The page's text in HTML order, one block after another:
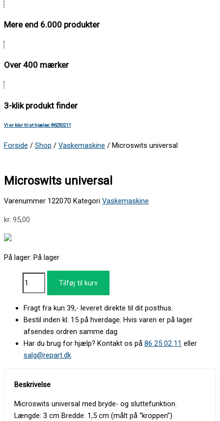
Mere end 6.000 produkter
Over 400 mærker
3-klik produkt finder
Vi er klar til at hjælpe: 86250211
Forside / Shop / Vaskemaskine / Microswits universal
Microswits universal
Varenummer 122070 Kategori Vaskemaskine
kr. 95,00
På lager: På lager
Tilføj til kurv
Fragt fra kun 39,- leveret direkte til dit posthus.
Bestil inden kl. 15 på hverdage. Hvis varen er på lager
afsendes ordren samme dag.
Har du brug for hjælp? Kontakt os på 86 25 02 11 eller
salg@repart.dk
Microswits universal med bryde- og sluttefunktion.
Længde: 3 cm Bredde: 1,5 cm (målt på “kroppen”)